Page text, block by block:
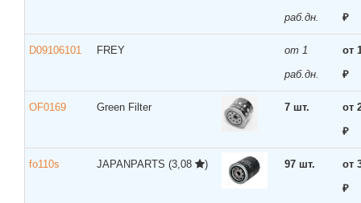
раб.дн.
₽
D09106101 FREY
от 1
раб.дн.
от
₽
OF0169 Green Filter 7 шт.
от
₽
fo110s JAPANPARTS (3,08 ) 97 шт.
от
₽